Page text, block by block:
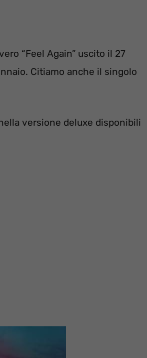
“Feel Again” uscito il 27
Citiamo anche il singolo
versione deluxe disponibili